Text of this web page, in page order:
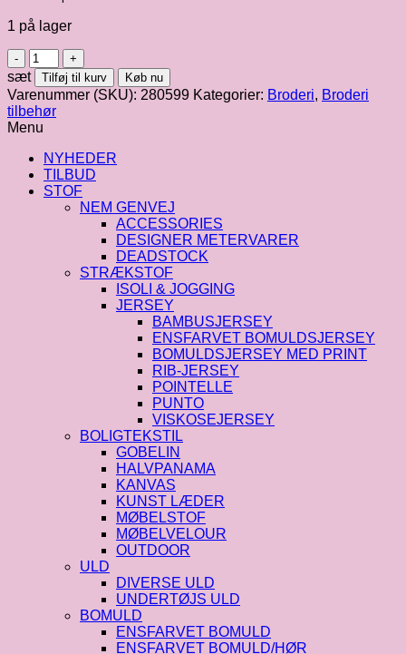
1 på lager
Minibog
"Dyr"
antal
sæt Tilføj til kurv Køb nu
Varenummer (SKU): 280599 Kategorier: Broderi, Broderi
tilbehør
Menu
NYHEDER
TILBUD
STOF
NEM GENVEJ
ACCESSORIES
DESIGNER METERVARER
DEADSTOCK
STRÆKSTOF
ISOLI & JOGGING
JERSEY
BAMBUSJERSEY
ENSFARVET BOMULDSJERSEY
BOMULDSJERSEY MED PRINT
RIB-JERSEY
POINTELLE
PUNTO
VISKOSEJERSEY
BOLIGTEKSTIL
GOBELIN
HALVPANAMA
KANVAS
KUNST LÆDER
MØBELSTOF
MØBELVELOUR
OUTDOOR
ULD
DIVERSE ULD
UNDERTØJS ULD
BOMULD
ENSFARVET BOMULD
ENSFARVET BOMULD/HØR